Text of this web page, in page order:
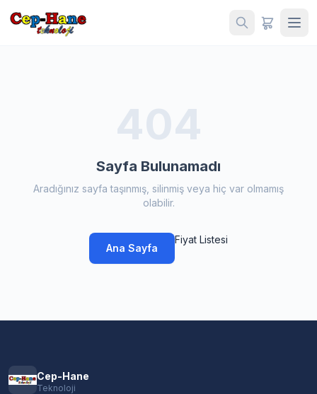
404
Sayfa Bulunamadı
Aradığınız sayfa taşınmış, silinmiş veya hiç var olmamış
olabilir.
Ana Sayfa
Fiyat Listesi
Cep-Hane
Teknoloji